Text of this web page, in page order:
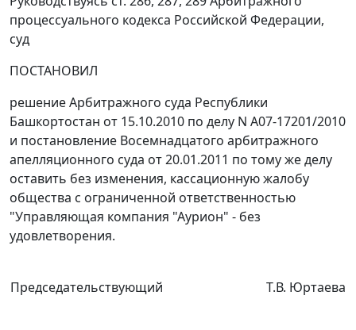
процессуального кодекса Российской Федерации,
суд
ПОСТАНОВИЛ
решение Арбитражного суда Республики
Башкортостан от 15.10.2010 по делу N А07-17201/2010
и постановление Восемнадцатого арбитражного
апелляционного суда от 20.01.2011 по тому же делу
оставить без изменения, кассационную жалобу
общества с ограниченной ответственностью
"Управляющая компания "Аурион" - без
удовлетворения.
Председательствующий Т.В. Юртаева